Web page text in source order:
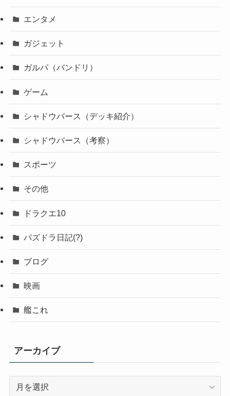
エンタメ
ガジェット
ガルパ（バンドリ）
ゲーム
シャドウバース（デッキ紹介）
シャドウバース（考察）
スポーツ
その他
ドラクエ10
パズドラ日記(?)
ブログ
映画
艦これ
アーカイブ